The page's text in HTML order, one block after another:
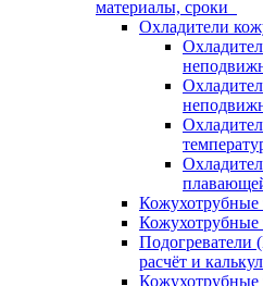
материалы, сроки
Охладители
расчёт и
Кожухотрубные